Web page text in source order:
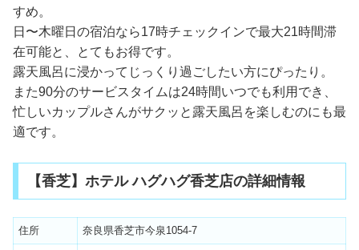
すめ。
日〜木曜日の宿泊なら17時チェックインで最大21時間滞
在可能と、とてもお得です。
露天風呂に浸かってじっくり過ごしたい方にぴったり。
また90分のサービスタイムは24時間いつでも利用でき、
忙しいカップルさんがサクッと露天風呂を楽しむのにも最
適です。
【香芝】ホテル ハグハグ香芝店の詳細情報
住所 奈良県香芝市今泉1054-7